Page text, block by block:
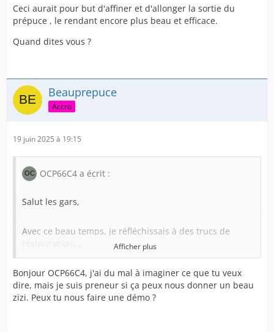
Ceci aurait pour but d'affiner et d'allonger la sortie du
prépuce , le rendant encore plus beau et efficace.
Quand dites vous ?
Beauprepuce
Accro
19 juin 2025 à 19:15
OCP66C4 a écrit :
Salut les gars,
Avec ce beau temps, je réfléchissais à des trucs de
J'essaie d'imaginer un système qui permettrait de
développer le prépuce en aval tout en retenant le pénis
a sa place
Afficher plus
Bonjour OCP66C4, j'ai du mal à imaginer ce que tu veux
dire, mais je suis preneur si ça peux nous donner un beau
zizi. Peux tu nous faire une démo ?